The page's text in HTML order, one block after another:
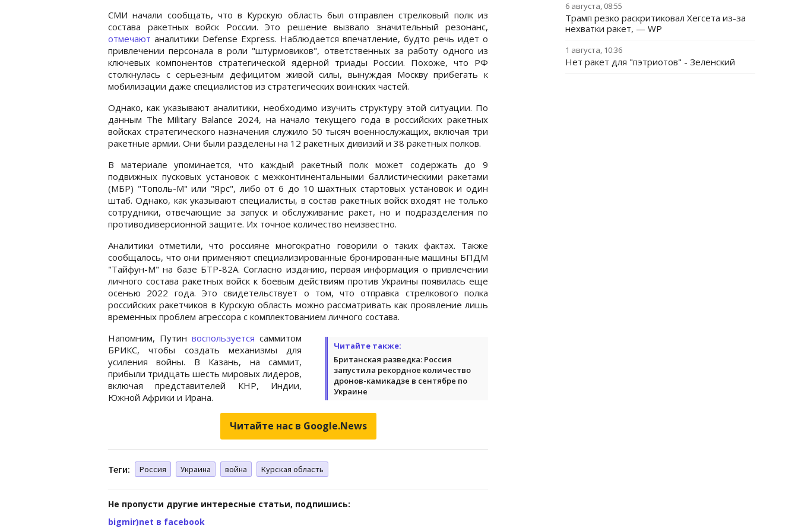
СМИ начали сообщать, что в Курскую область был отправлен стрелковый полк из
состава ракетных войск России. Это решение вызвало значительный резонанс,
отмечают аналитики Defense Express. Наблюдается впечатление, будто речь идет о
привлечении персонала в роли "штурмовиков", ответственных за работу одного из
ключевых компонентов стратегической ядерной триады России. Похоже, что РФ
столкнулась с серьезным дефицитом живой силы, вынуждая Москву прибегать к
мобилизации даже специалистов из стратегических воинских частей.
Однако, как указывают аналитики, необходимо изучить структуру этой ситуации. По
данным The Military Balance 2024, на начало текущего года в российских ракетных
войсках стратегического назначения служило 50 тысяч военнослужащих, включая три
ракетные армии. Они были разделены на 12 ракетных дивизий и 38 ракетных полков.
В материале упоминается, что каждый ракетный полк может содержать до 9
подвижных пусковых установок с межконтинентальными баллистическими ракетами
(МБР) "Тополь-М" или "Ярс", либо от 6 до 10 шахтных стартовых установок и один
штаб. Однако, как указывают специалисты, в состав ракетных войск входят не только
сотрудники, отвечающие за запуск и обслуживание ракет, но и подразделения по
противодиверсионной защите. Их точное количество неизвестно.
Аналитики отметили, что россияне многократно говорили о таких фактах. Также
сообщалось, что они применяют специализированные бронированные машины БПДМ
"Тайфун-М" на базе БТР-82А. Согласно изданию, первая информация о привлечении
личного состава ракетных войск к боевым действиям против Украины появилась еще
осенью 2022 года. Это свидетельствует о том, что отправка стрелкового полка
российских ракетчиков в Курскую область можно рассматривать как проявление лишь
временных проблем агрессора с комплектованием личного состава.
Читайте также:
Британская разведка: Россия
запустила рекордное количество
дронов-камикадзе в сентябре по
Украине
Напомним, Путин воспользуется саммитом
БРИКС, чтобы создать механизмы для
усиления войны. В Казань, на саммит,
прибыли тридцать шесть мировых лидеров,
включая представителей КНР, Индии,
Южной Африки и Ирана.
Читайте нас в Google.News
Теги: Россия Украина война Курская область
Не пропусти другие интересные статьи, подпишись:
bigmir)net в facebook
6 августа, 08:55
Трамп резко раскритиковал Хегсета из-за
нехватки ракет, — WP
1 августа, 10:36
Нет ракет для "пэтриотов" - Зеленский